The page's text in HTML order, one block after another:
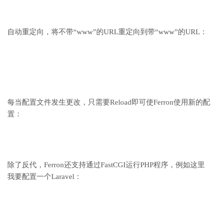
自动重定向，将不带“www”的URL重定向到带“www”的URL：
每当配置文件发生更改，只需要Reload即可使Ferron使用新的配
置：
除了反代，Ferron还支持通过FastCGI运行PHP程序，例如这里
我要配置一个Laravel：